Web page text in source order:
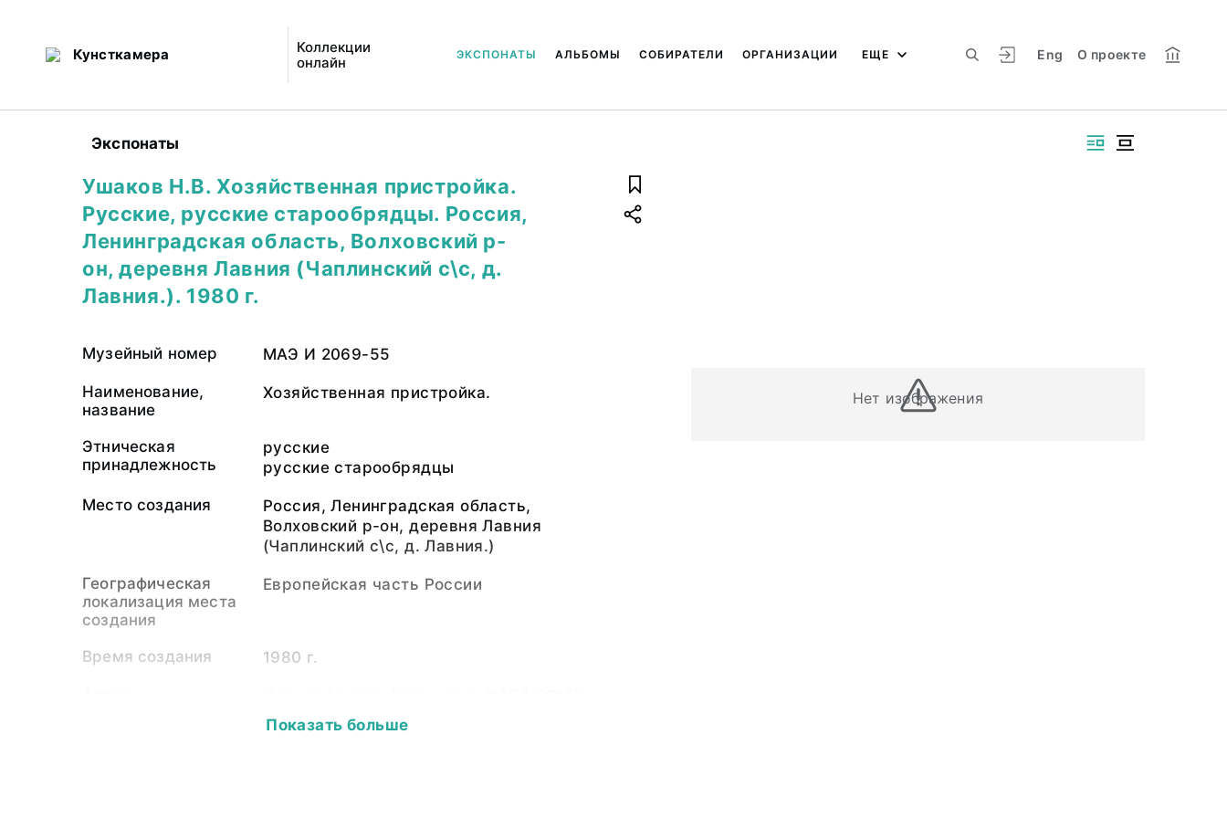
Кунсткамера
Коллекции
онлайн
Eng О проекте
ЭКСПОНАТЫ АЛЬБОМЫ СОБИРАТЕЛИ ОРГАНИЗАЦИИ ЕЩЕ
Экспонаты
Нет изображения
Ушаков Н.В. Хозяйственная пристройка.
Русские, русские старообрядцы. Россия,
Ленинградская область, Волховский р-
он, деревня Лавния (Чаплинский с\с, д.
Лавния.). 1980 г.
Музейный номер МАЭ И 2069-55
Наименование,
название
Хозяйственная пристройка.
Этническая
принадлежность
русские
русские старообрядцы
Место создания
Россия, Ленинградская область,
Волховский р-он, деревня Лавния
(Чаплинский с\с, д. Лавния.)
Географическая
локализация места
создания
Европейская часть России
Время создания 1980 г.
Ушаков Никита Вадимович (1954-2016)
Показать больше